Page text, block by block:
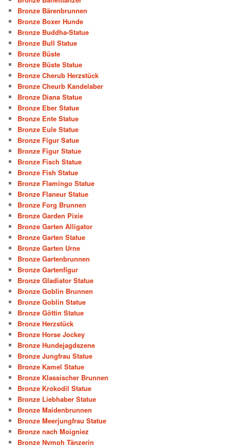
Bronze Bärenbrunnen
Bronze Boxer Hunde
Bronze Buddha-Statue
Bronze Bull Statue
Bronze Büste
Bronze Büste Statue
Bronze Cherub Herzstück
Bronze Cheurb Kandelaber
Bronze Diana Statue
Bronze Eber Statue
Bronze Ente Statue
Bronze Eule Statue
Bronze Figur Satue
Bronze Figur Statue
Bronze Fisch Statue
Bronze Fish Statue
Bronze Flamingo Statue
Bronze Flaneur Statue
Bronze Forg Brunnen
Bronze Garden Pixie
Bronze Garten Alligator
Bronze Garten Statue
Bronze Garten Urne
Bronze Gartenbrunnen
Bronze Gartenfigur
Bronze Gladiator Statue
Bronze Goblin Brunnen
Bronze Goblin Statue
Bronze Göttin Statue
Bronze Herzstück
Bronze Horse Jockey
Bronze Hundejagdszene
Bronze Jungfrau Statue
Bronze Kamel Statue
Bronze Klassischer Brunnen
Bronze Krokodil Statue
Bronze Liebhaber Statue
Bronze Maidenbrunnen
Bronze Meerjungfrau Statue
Bronze nach Moigniez
Bronze Nymph Tänzerin